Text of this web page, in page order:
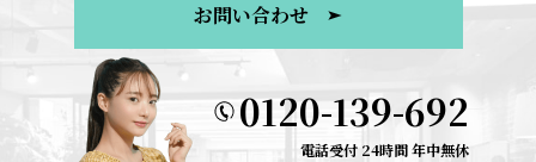
お問い合わせ
0120-139-692
電話受付 24時間 年中無休